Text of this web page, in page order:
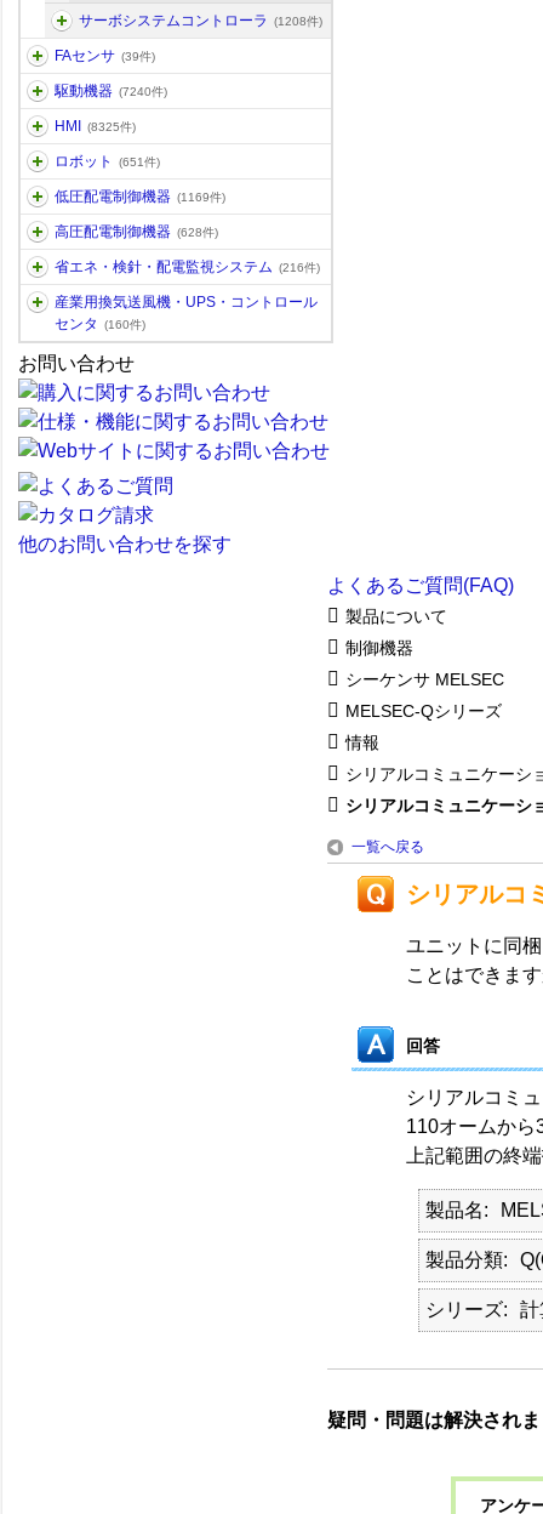
サーボシステムコントローラ (1208件)
FAセンサ (39件)
駆動機器 (7240件)
HMI (8325件)
ロボット (651件)
低圧配電制御機器 (1169件)
高圧配電制御機器 (628件)
省エネ・検針・配電監視システム (216件)
産業用換気送風機・UPS・コントロール
センタ
(160件)
お問い合わせ
他のお問い合わせを探す
よくあるご質問(FAQ)
製品について
制御機器
シーケンサ MELSEC
MELSEC-Qシリーズ
情報
シリアルコミュニケーシ
シリアルコミュニケーシ
一覧へ戻る
シリアルコ
ユニットに同
ことはできま
回答
シリアルコミ
110オームから
上記範囲の終
製品名
製品分類
シリーズ 計
疑問・問題は解決され
アンケ